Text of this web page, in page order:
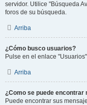
servidor. Utilice "Búsqueda
foros de su búsqueda.
Arriba
¿Cómo busco usuarios?
Pulse en el enlace
Arriba
¿Como se puede
Puede encontrar sus